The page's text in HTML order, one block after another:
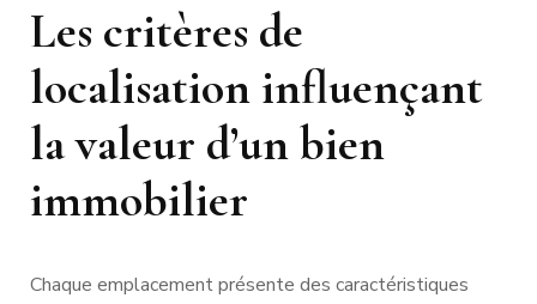
Les critères de
localisation influençant
la valeur d’un bien
immobilier
Chaque emplacement présente des caractéristiques